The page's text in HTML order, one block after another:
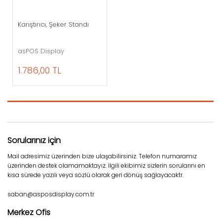
Karıştırıcı, Şeker Standı
asPOS Display
1.786,00 TL
Sorularınız için
Mail adresimiz üzerinden bize ulaşabilirsiniz. Telefon numaramız
üzerinden destek olamamaktayız. İlgili ekibimiz sizlerin sorularını en
kısa sürede yazılı veya sözlü olarak geri dönüş sağlayacaktr.
saban@asposdisplay.com.tr
Merkez Ofis